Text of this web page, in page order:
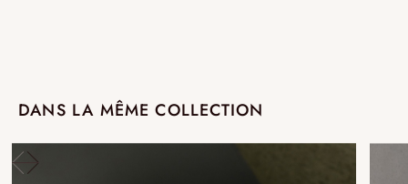
DANS LA MÊME COLLECTION